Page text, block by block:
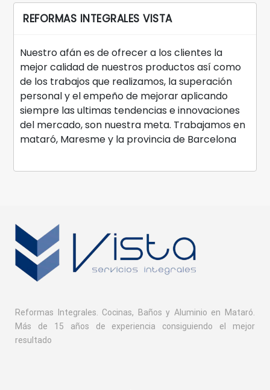
REFORMAS INTEGRALES VISTA
Nuestro afán es de ofrecer a los clientes la
mejor calidad de nuestros productos así como
de los trabajos que realizamos, la superación
personal y el empeño de mejorar aplicando
siempre las ultimas tendencias e innovaciones
del mercado, son nuestra meta. Trabajamos en
mataró, Maresme y la provincia de Barcelona
Reformas Integrales. Cocinas, Baños y Aluminio en Mataró.
Más de 15 años de experiencia consiguiendo el mejor
resultado